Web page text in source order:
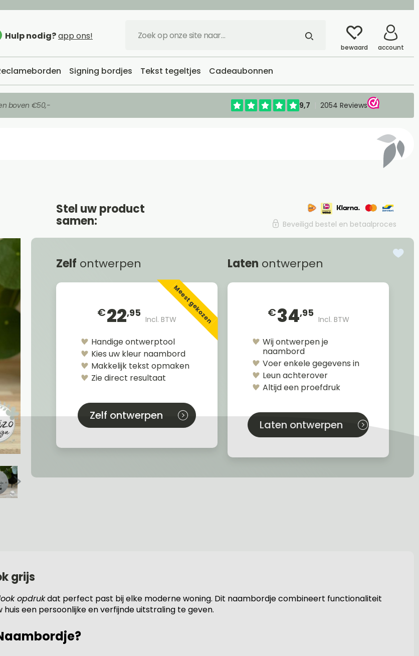
Hulp nodig?app ons!
bewaard account
Signing bordjes Tekst tegeltjes Cadeaubonnen
boven €50,-
Stel uw product
samen: Beveiligd bestel en betaalproces
Zelf ontwerpen
€22,95
Incl. BTWMeest gekozen
Handige ontwerptool
Kies uw kleur naambord
Makkelijk tekst opmaken
Zie direct resultaat
Zelf ontwerpen
Laten ontwerpen
€34,95
Incl. BTW
Wij ontwerpen je
naambord
Voer enkele gegevens in
Leun achterover
Altijd een proefdruk
Laten ontwerpen
grijs
opdrukdat perfect past bij elke moderne woning. Dit naambordje combineert functionaliteit
een persoonlijke en verfijnde uitstraling te geven.